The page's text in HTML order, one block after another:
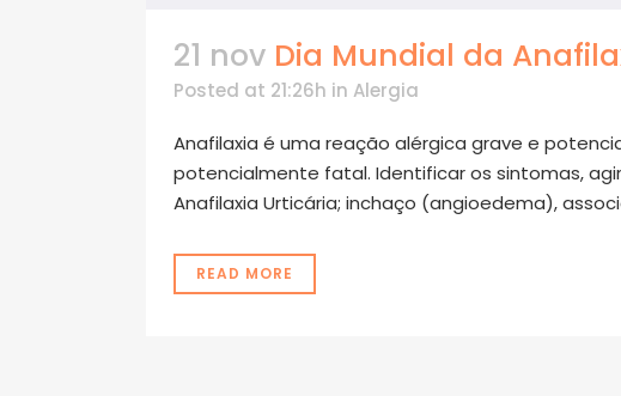
21 nov Dia Mundial da
Posted at 21:26h in Alergia
Anafilaxia é uma reação alérgica grave e
potencialmente fatal. Identificar os sintomas,
Anafilaxia Urticária; inchaço (angioedema),
READ MORE